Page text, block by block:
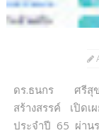
ดร.ธนกร ศรีสุข
สร้างสรรค์ เปิด
ประจำปี 65 ผ่าน